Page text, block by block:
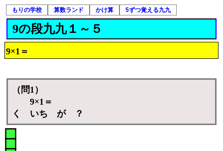
もりの学校 算数ランド かけ算 5ずつ覚える九九
9の段九九１～５
9×1＝
（問1）
9×1＝
く いち が ？